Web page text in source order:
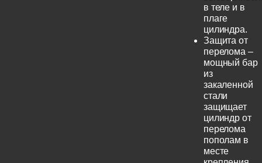
в теле и в
плаге
цилиндра.
Защита от
перелома –
мощный бар
из
закаленной
стали
защищает
цилиндр от
перелома
пополам в
месте